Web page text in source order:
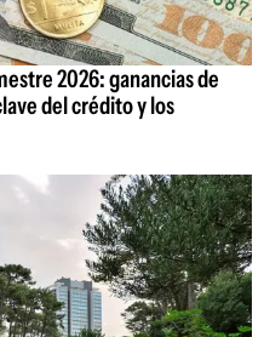
2026: ganancias de
del crédito y los